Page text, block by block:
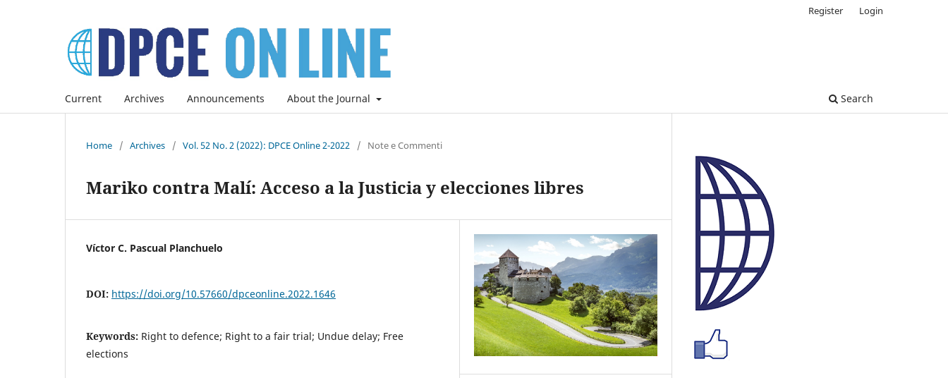
Current Archives Announcements About the Journal Search
Register Login
Home / Archives / Vol. 52 No. 2 (2022): DPCE Online 2-2022 / Note e Commenti
Mariko contra Malí: Acceso a la Justicia y elecciones libres
Víctor C. Pascual Planchuelo
DOI: https://doi.org/10.57660/dpceonline.2022.1646
Keywords: Right to defence; Right to a fair trial; Undue delay; Free
elections